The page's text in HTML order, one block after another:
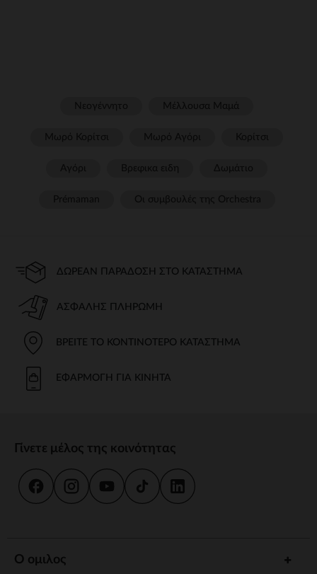
ΔΩΡΕΆΝ ΠΑΡΆΔΟΣΗ ΣΤΟ ΚΑΤΆΣΤΗΜΑ
ΑΣΦΑΛΉΣ ΠΛΗΡΩΜΉ
ΒΡΕΊΤΕ ΤΟ ΚΟΝΤΙΝΌΤΕΡΟ ΚΑΤΆΣΤΗΜΑ
ΕΦΑΡΜΟΓΉ ΓΙΑ ΚΙΝΗΤΆ
Γίνετε μέλος της κοινότητας
Ο ομιλος